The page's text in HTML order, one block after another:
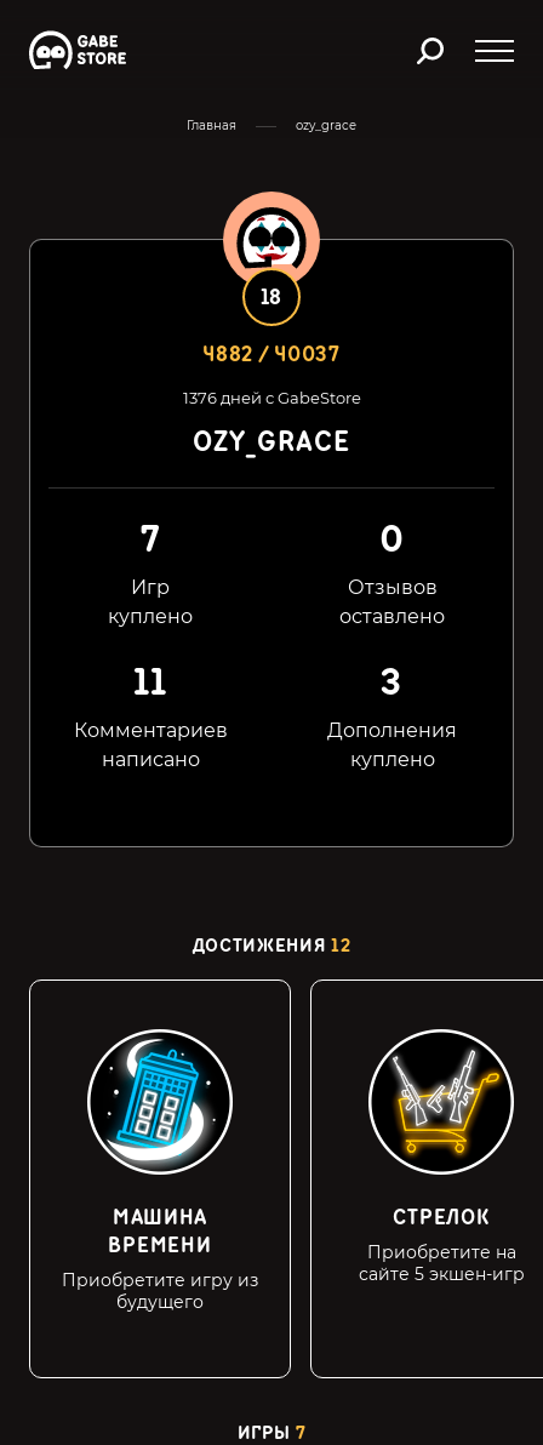
Главная ozy_grace
4882 / 40037
18
1376 дней с GabeStore
OZY_GRACE
7
Игр
куплено
0
Отзывов
оставлено
11
Комментариев
написано
3
Дополнения
куплено
ДОСТИЖЕНИЯ 12
МАШИНА
ВРЕМЕНИ
Приобретите игру из
будущего
СТРЕЛОК
Приобретите на
сайте 5 экшен-игр
ИГРЫ 7